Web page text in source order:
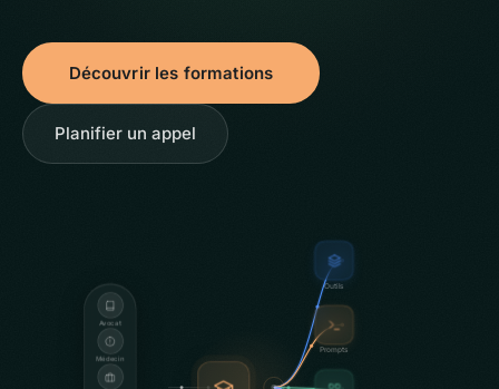
Découvrir les formations
Planifier un appel
Avocat
Médecin
Outils
Prompts